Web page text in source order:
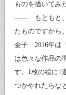
ものを描いてみ
―― もともと、
たものですから。
金子 2016年は
は色々な作品の
す。1枚の絵に1
つかやれたらな